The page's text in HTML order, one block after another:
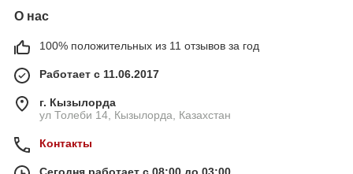
О нас
100% положительных из 11 отзывов за год
Работает с 11.06.2017
г. Кызылорда
ул Толеби 14, Кызылорда, Казахстан
Контакты